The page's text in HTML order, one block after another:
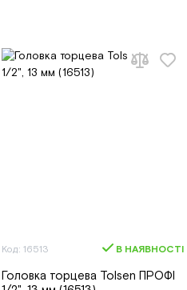
Код: 16513 В НАЯВНОСТІ
Головка торцева Tolsen ПРОФІ